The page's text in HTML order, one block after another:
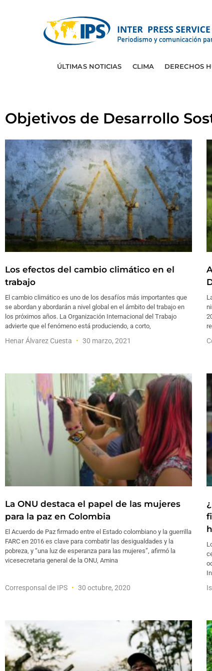
ÚLTIMAS NOTICIAS CLIMA DERECHOS
Objetivos de Desarrollo
Los efectos del cambio climático en el
trabajo
El cambio climático es uno de los desafíos más importantes que
se abordan y abordarán a nivel global en el ámbito del trabajo en
los próximos años. La Organización Internacional del Trabajo
advierte que el fenómeno está produciendo, a corto,
Henar Álvarez Cuesta 30 marzo, 2021
La ONU destaca el papel de las mujeres
para la paz en Colombia
El Acuerdo de Paz firmado entre el Estado colombiano y la guerrilla
FARC en 2016 es clave para combatir las desigualdades y la
pobreza, y “una luz de esperanza para las mujeres”, afirmó la
vicesecretaria general de la ONU, Amina
Corresponsal de IPS 30 octubre, 2020